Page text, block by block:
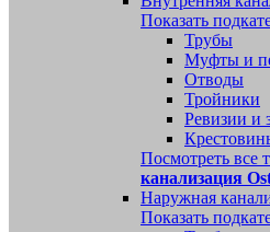
Показать
Трубы
Муфты и
Отводы
Тройники
Ревизии и
Посмотреть все
канализация
Наружная
Показать